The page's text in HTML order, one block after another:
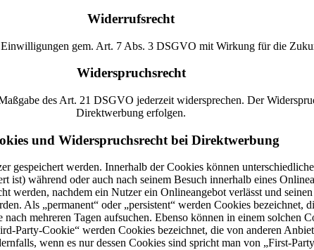
Widerrufsrecht
Einwilligungen gem. Art. 7 Abs. 3 DSGVO mit Wirkung für die
Widerspruchsrecht
des Art. 21 DSGVO jederzeit widersprechen. Der
Direktwerbung erfolgen.
und Widerspruchsrecht bei Direktwerbung
gespeichert werden. Innerhalb der Cookies können
ist) während oder auch nach seinem Besuch innerhalb eines
werden, nachdem ein Nutzer ein Onlineangebot verlässt und
Als „permanent“ oder „persistent“ werden Cookies bezeichnet,
mehreren Tagen aufsuchen. Ebenso können in einem solchen
Party-Cookie“ werden Cookies bezeichnet, die von anderen
wenn es nur dessen Cookies sind spricht man von „First-